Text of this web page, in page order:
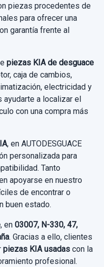
SERVOFRENO 58500J7450 usado.
piezas procedentes de
para ofrecer una
garantía frente al
piezas KIA de desguace
caja de cambios,
electricidad y
a localizar el
con una compra más
, en AUTODESGUACE
personalizada para
Tanto
apoyarse en nuestro
de encontrar o
buen estado.
, en 03007, N-330, 47,
. Gracias a ello, clientes
piezas KIA usadas con la
profesional.